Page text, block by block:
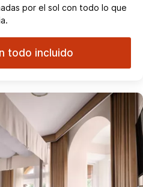
por el sol con todo lo que
todo incluido